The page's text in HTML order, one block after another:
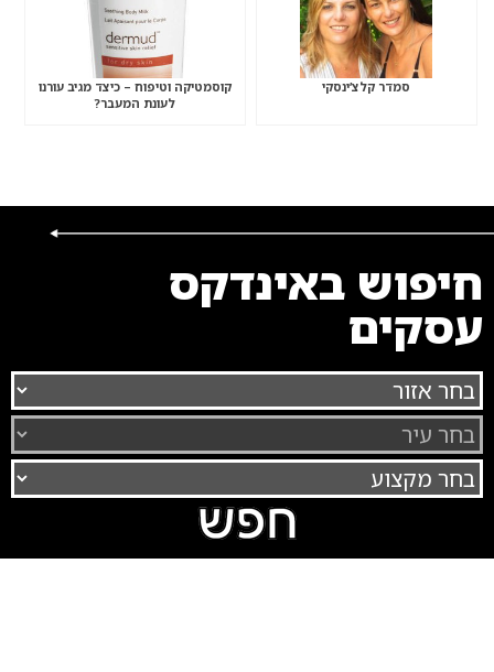
סמדר קלצ’ינסקי
קוסמטיקה וטיפוח – כיצד מגיב עורנו
לעונת המעבר?
חיפוש באינדקס
עסקים